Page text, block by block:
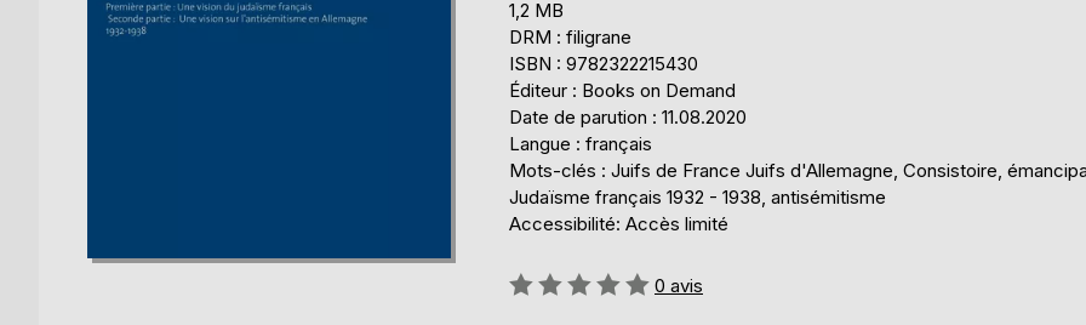
1,2 MB
DRM : filigrane
ISBN : 9782322215430
Éditeur : Books on Demand
Date de parution : 11.08.2020
Langue : français
Mots-clés : Juifs de France Juifs d'Allemagne, Consistoire,
Judaïsme français 1932 - 1938, antisémitisme
Accessibilité: Accès limité
Évaluation:
0 avis